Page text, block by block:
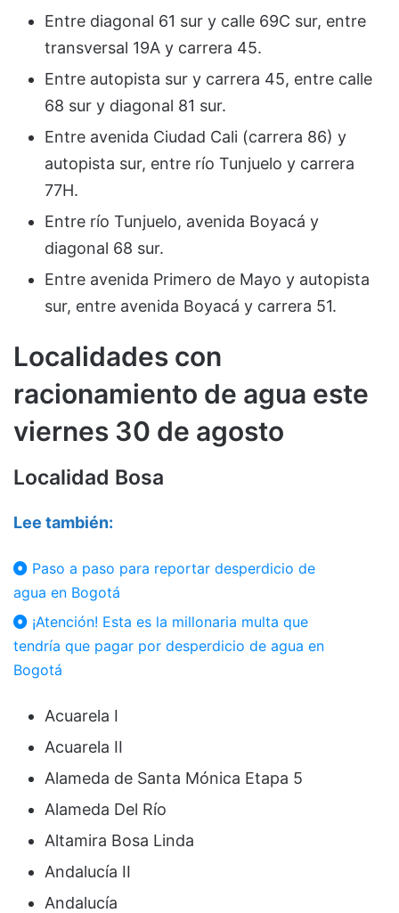
Entre diagonal 61 sur y calle 69C sur, entre
transversal 19A y carrera 45.
Entre autopista sur y carrera 45, entre calle
68 sur y diagonal 81 sur.
Entre avenida Ciudad Cali (carrera 86) y
autopista sur, entre río Tunjuelo y carrera
77H.
Entre río Tunjuelo, avenida Boyacá y
diagonal 68 sur.
Entre avenida Primero de Mayo y autopista
sur, entre avenida Boyacá y carrera 51.
Localidades con
racionamiento de agua este
viernes 30 de agosto
Localidad Bosa
Lee también:
Paso a paso para reportar desperdicio de
agua en Bogotá
¡Atención! Esta es la millonaria multa que
tendría que pagar por desperdicio de agua en
Bogotá
Acuarela I
Acuarela II
Alameda de Santa Mónica Etapa 5
Alameda Del Río
Altamira Bosa Linda
Andalucía II
Andalucía